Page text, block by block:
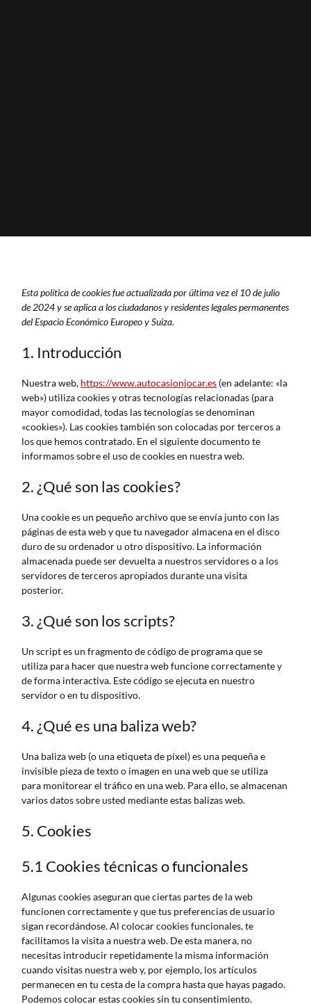
Esta política de cookies fue actualizada por última vez el 10 de julio
de 2024 y se aplica a los ciudadanos y residentes legales permanentes
del Espacio Económico Europeo y Suiza.
1. Introducción
Nuestra web, https://www.autocasionjocar.es (en adelante: «la
web») utiliza cookies y otras tecnologías relacionadas (para
mayor comodidad, todas las tecnologías se denominan
«cookies»). Las cookies también son colocadas por terceros a
los que hemos contratado. En el siguiente documento te
informamos sobre el uso de cookies en nuestra web.
2. ¿Qué son las cookies?
Una cookie es un pequeño archivo que se envía junto con las
páginas de esta web y que tu navegador almacena en el disco
duro de su ordenador u otro dispositivo. La información
almacenada puede ser devuelta a nuestros servidores o a los
servidores de terceros apropiados durante una visita
posterior.
3. ¿Qué son los scripts?
Un script es un fragmento de código de programa que se
utiliza para hacer que nuestra web funcione correctamente y
de forma interactiva. Este código se ejecuta en nuestro
servidor o en tu dispositivo.
4. ¿Qué es una baliza web?
Una baliza web (o una etiqueta de píxel) es una pequeña e
invisible pieza de texto o imagen en una web que se utiliza
para monitorear el tráfico en una web. Para ello, se almacenan
varios datos sobre usted mediante estas balizas web.
5. Cookies
5.1 Cookies técnicas o funcionales
Algunas cookies aseguran que ciertas partes de la web
funcionen correctamente y que tus preferencias de usuario
sigan recordándose. Al colocar cookies funcionales, te
facilitamos la visita a nuestra web. De esta manera, no
necesitas introducir repetidamente la misma información
cuando visitas nuestra web y, por ejemplo, los artículos
permanecen en tu cesta de la compra hasta que hayas pagado.
Podemos colocar estas cookies sin tu consentimiento.